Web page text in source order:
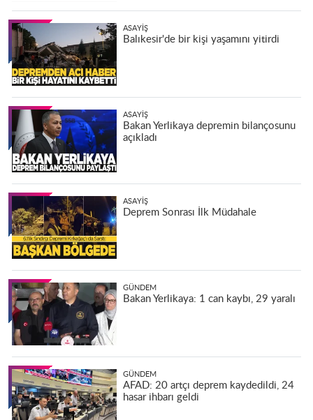
ASAYIŞ
Balıkesir'de bir kişi yaşamını yitirdi
ASAYIŞ
Bakan Yerlikaya depremin bilançosunu
açıkladı
ASAYIŞ
Deprem Sonrası İlk Müdahale
GÜNDEM
Bakan Yerlikaya: 1 can kaybı, 29 yaralı
GÜNDEM
AFAD: 20 artçı deprem kaydedildi, 24
hasar ihbarı geldi